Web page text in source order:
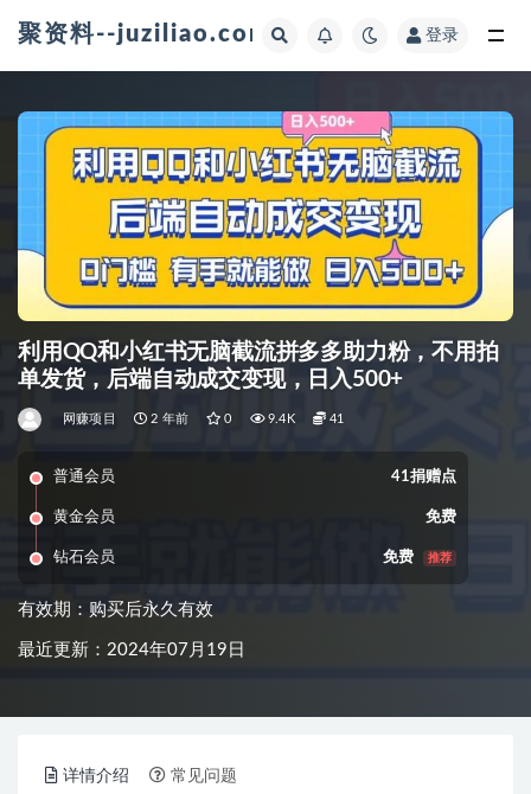
聚资料--juziliao.com--全网资料整合平台
登录
利用QQ和小红书无脑截流拼多多助力粉，不用拍
单发货，后端自动成交变现，日入500+
网赚项目 2 年前 0 9.4K 41
普通会员 41捐赠点
黄金会员 免费
钻石会员 免费 推荐
有效期：购买后永久有效
最近更新：2024年07月19日
详情介绍 常见问题